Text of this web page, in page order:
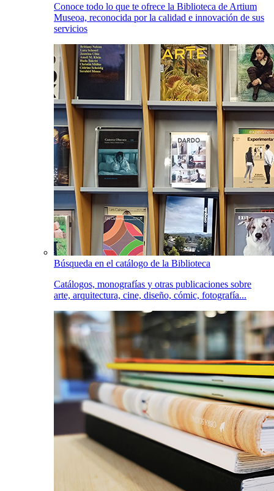
Conoce todo lo que te ofrece la Biblioteca de Artium
Museoa, reconocida por la calidad e innovación de sus
servicios
Búsqueda en el catálogo de la Biblioteca
Catálogos, monografías y otras publicaciones sobre
arte, arquitectura, cine, diseño, cómic, fotografía...